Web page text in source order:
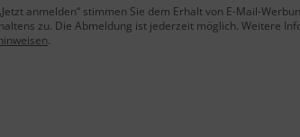
anmelden“ stimmen Sie dem Erhalt von E-Mail-
zu. Die Abmeldung ist jederzeit möglich. Weitere
.